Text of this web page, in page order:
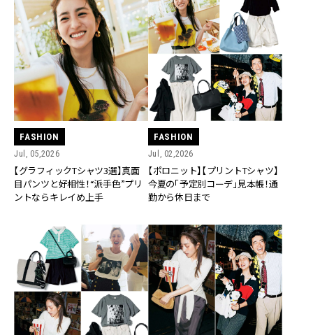
FASHION
Jul, 05,2026
【グラフィックTシャツ3選】真面
目パンツと好相性！“派手色”プリ
ントならキレイめ上手
FASHION
Jul, 02,2026
【ポロニット】【プリントTシャツ】
今夏の「予定別コーデ」見本帳！通
勤から休日まで